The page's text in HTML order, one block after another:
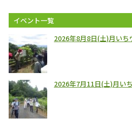
イベント一覧
2026年8月8日(土)月いち
2026年7月11日(土)月い